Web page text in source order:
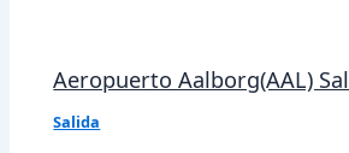
Aeropuerto Aalborg(AAL)
Salida